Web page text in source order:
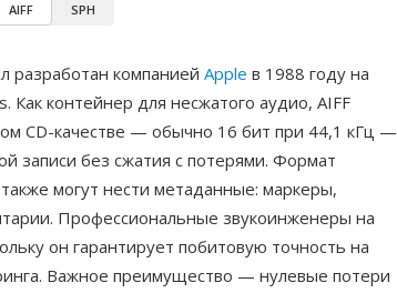
AIFF SPH
разработан компанией Apple в 1988 году на
Как контейнер для несжатого аудио, AIFF
CD-качестве — обычно 16 бит при 44,1 кГц —
записи без сжатия с потерями. Формат
могут нести метаданные: маркеры,
Профессиональные звукоинженеры на
он гарантирует побитовую точность на
Важное преимущество — нулевые потери